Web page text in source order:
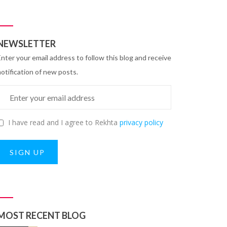
your email address to follow this blog and receive
of new posts.
I have read and I agree to Rekhta privacy policy
SIGN UP
RECENT BLOG